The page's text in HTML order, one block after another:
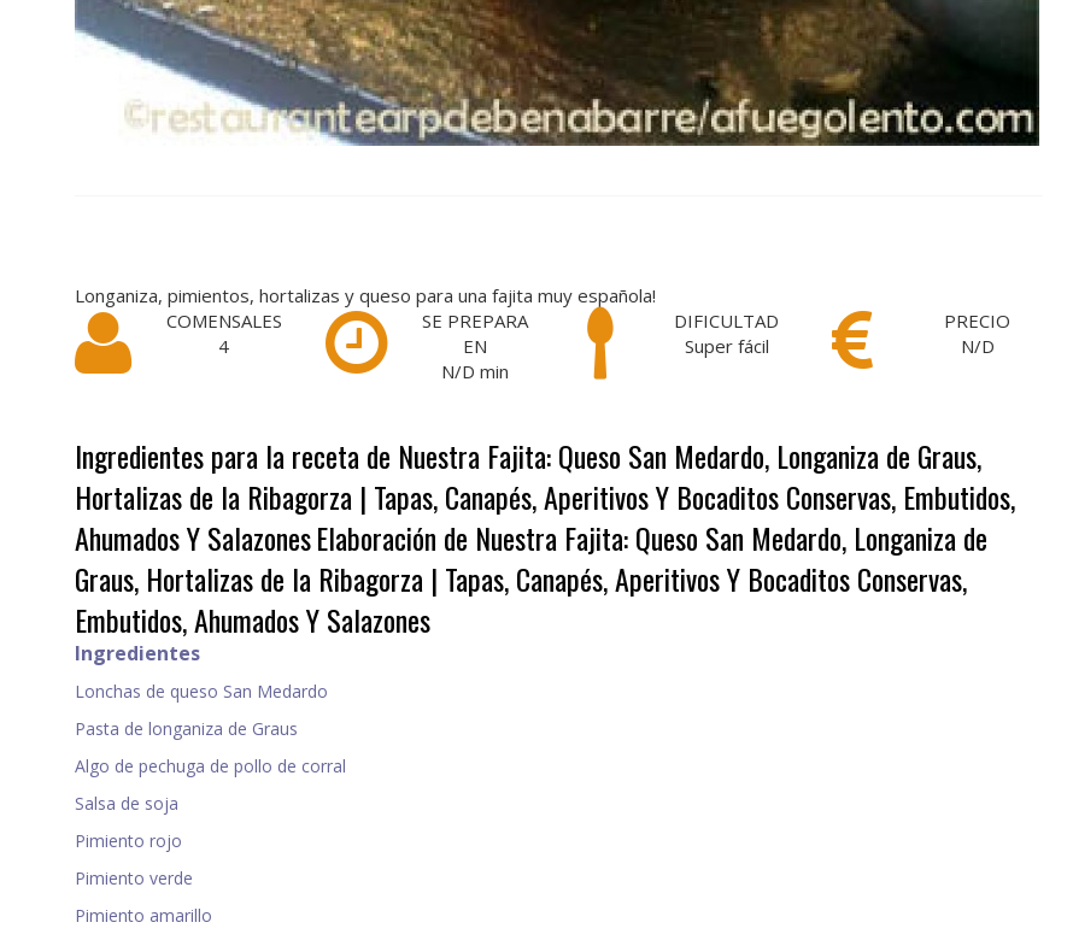
Longaniza, pimientos, hortalizas y queso para una fajita muy española!
COMENSALES
4
SE PREPARA
EN
N/D min
DIFICULTAD
Super fácil
PRECIO
N/D
Ingredientes para la receta de Nuestra Fajita: Queso San Medardo, Longaniza de Graus,
Hortalizas de la Ribagorza | Tapas, Canapés, Aperitivos Y Bocaditos Conservas, Embutidos,
Ahumados Y SalazonesElaboración de Nuestra Fajita: Queso San Medardo, Longaniza de
Graus, Hortalizas de la Ribagorza | Tapas, Canapés, Aperitivos Y Bocaditos Conservas,
Embutidos, Ahumados Y Salazones
Ingredientes
Lonchas de queso San Medardo
Pasta de longaniza de Graus
Algo de pechuga de pollo de corral
Salsa de soja
Pimiento rojo
Pimiento verde
Pimiento amarillo